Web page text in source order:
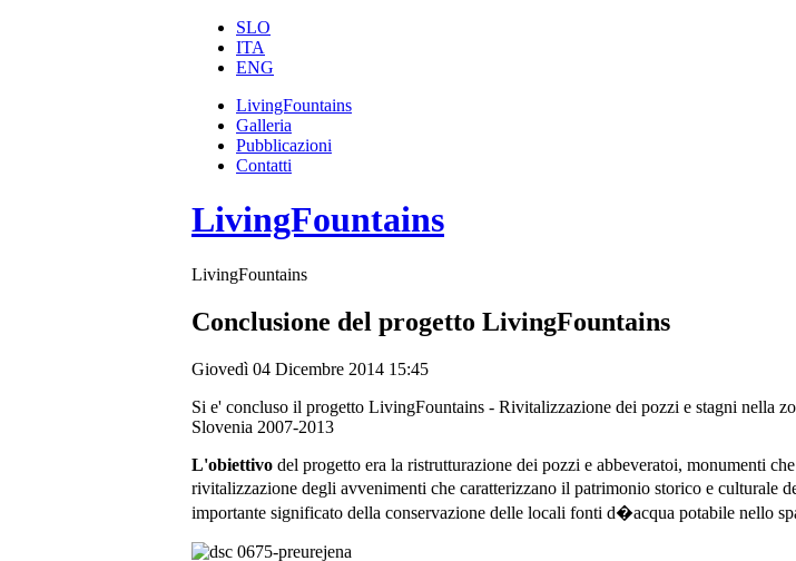
SLO
ITA
ENG
LivingFountains
Galleria
Pubblicazioni
Contatti
LivingFountains
LivingFountains
Conclusione del progetto LivingFountains
Giovedì 04 Dicembre 2014 15:45
Si e' concluso il progetto LivingFountains - Rivitalizzazione dei pozzi e stagni nella
Slovenia 2007-2013
L'obiettivo del progetto era la ristrutturazione dei pozzi e abbeveratoi, monumenti
rivitalizzazione degli avvenimenti che caratterizzano il patrimonio storico e culturale
importante significato della conservazione delle locali fonti d�acqua potabile nello